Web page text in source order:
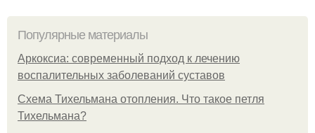
Популярные материалы
Аркоксиа: современный подход к лечению
воспалительных заболеваний суставов
Схема Тихельмана отопления. Что такое петля
Тихельмана?